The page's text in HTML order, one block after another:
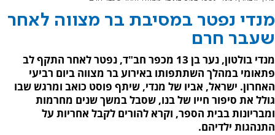
מנדי נפטר במסיבת בר מצווה לאחר
שעבר חרם
מנדי בולטון, נער בן 13 מכפר חב"ד, נפטר לאחר התקף לב
פתאומי במהלך השתתפותו באירוע בר מצווה ביום רביעי
האחרון. ישראל, אביו של מנדי, שיתף פוסט כואב ומרגש שבו
גולל את סיפור חייו של בנו, שסבל במשך שנים מחרמות
ומבריונות בבית הספר, וקרא להורים לקבל אחריות על
התנהגות ילדיהם.